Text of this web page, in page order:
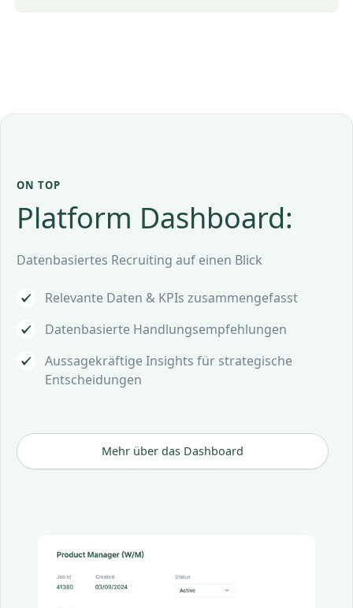
ON TOP
Platform Dashboard:
Datenbasiertes Recruiting auf einen Blick
Relevante Daten & KPIs zusammengefasst
Datenbasierte Handlungsempfehlungen
Aussagekräftige Insights für strategische
Entscheidungen
Mehr über das Dashboard